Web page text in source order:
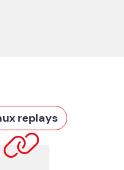
replays